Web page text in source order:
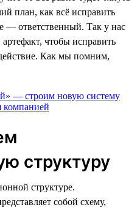
план, как всё исправить
— ответственный. Так у нас
чтобы исправить
Как мы помним,
структуру
структуре.
собой схему,